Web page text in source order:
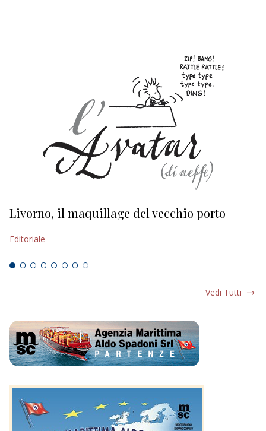
Livorno, il maquillage del vecchio porto
Editoriale
Vedi Tutti